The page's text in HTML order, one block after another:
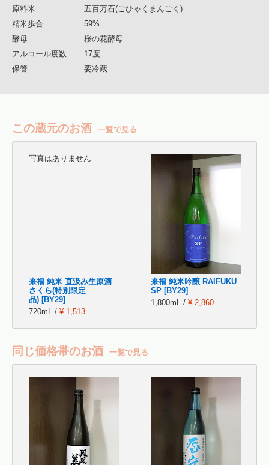
原料米
五百万石(ごひゃくまんごく)
精米歩合
59%
酵母
桜の花酵母
アルコール度数
17度
保管
要冷蔵
この蔵元のお酒 一覧で見る
写真はありません
来福 純米 直汲み生原酒
さくら(特別限定
品) [BY29]
720mL / ¥ 1,513
来福 純米吟醸 RAIFUKU
SP [BY29]
1,800mL / ¥ 2,860
同じ価格帯のお酒 一覧で見る